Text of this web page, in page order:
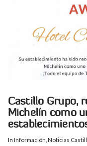
Castillo Grupo,
Michelín como
In Información Noticias